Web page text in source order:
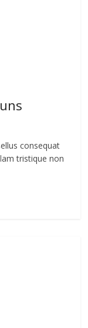
consequat
tristique non